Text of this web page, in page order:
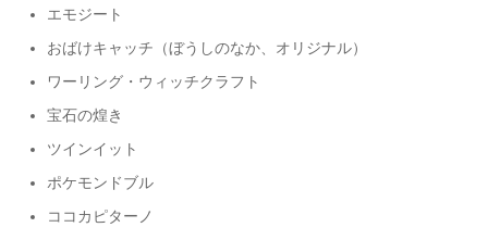
エモジート
おばけキャッチ（ぼうしのなか、オリジナル）
ワーリング・ウィッチクラフト
宝石の煌き
ツインイット
ポケモンドブル
ココカピターノ